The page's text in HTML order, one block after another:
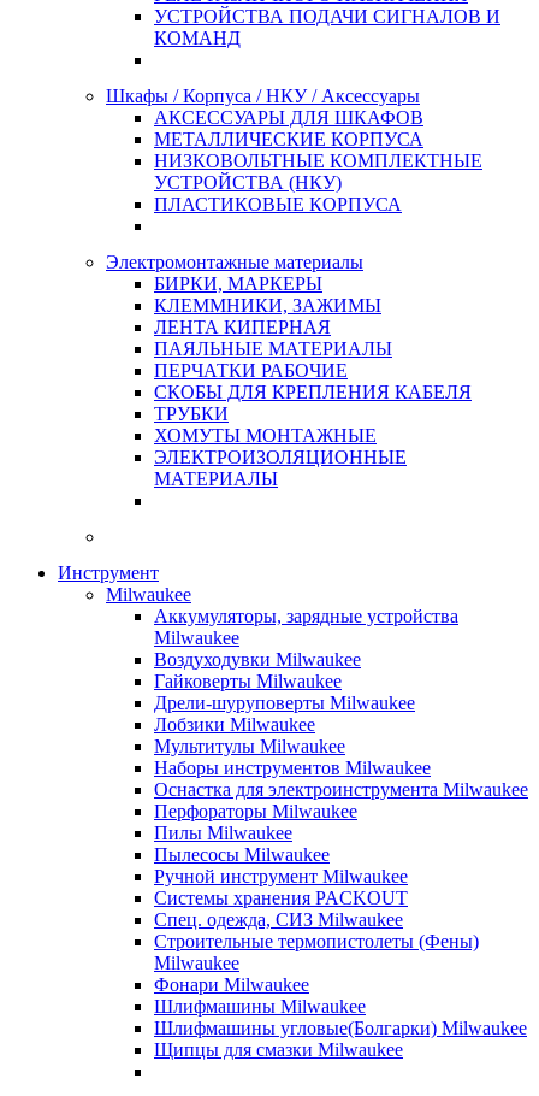
УСТРОЙСТВА ПОДАЧИ СИГНАЛОВ И
КОМАНД
Шкафы / Корпуса / НКУ / Аксессуары
АКСЕССУАРЫ ДЛЯ ШКАФОВ
МЕТАЛЛИЧЕСКИЕ КОРПУСА
НИЗКОВОЛЬТНЫЕ КОМПЛЕКТНЫЕ
УСТРОЙСТВА (НКУ)
ПЛАСТИКОВЫЕ КОРПУСА
Электромонтажные материалы
БИРКИ, МАРКЕРЫ
КЛЕММНИКИ, ЗАЖИМЫ
ЛЕНТА КИПЕРНАЯ
ПАЯЛЬНЫЕ МАТЕРИАЛЫ
ПЕРЧАТКИ РАБОЧИЕ
СКОБЫ ДЛЯ КРЕПЛЕНИЯ КАБЕЛЯ
ТРУБКИ
ХОМУТЫ МОНТАЖНЫЕ
ЭЛЕКТРОИЗОЛЯЦИОННЫЕ
МАТЕРИАЛЫ
Инструмент
Milwaukee
Аккумуляторы, зарядные устройства
Milwaukee
Воздуходувки Milwaukee
Гайковерты Milwaukee
Дрели-шуруповерты Milwaukee
Лобзики Milwaukee
Мультитулы Milwaukee
Наборы инструментов Milwaukee
Оснастка для электроинструмента Milwaukee
Перфораторы Milwaukee
Пилы Milwaukee
Пылесосы Milwaukee
Ручной инструмент Milwaukee
Системы хранения PACKOUT
Спец. одежда, СИЗ Milwaukee
Строительные термопистолеты (Фены)
Milwaukee
Фонари Milwaukee
Шлифмашины Milwaukee
Шлифмашины угловые(Болгарки) Milwaukee
Щипцы для смазки Milwaukee